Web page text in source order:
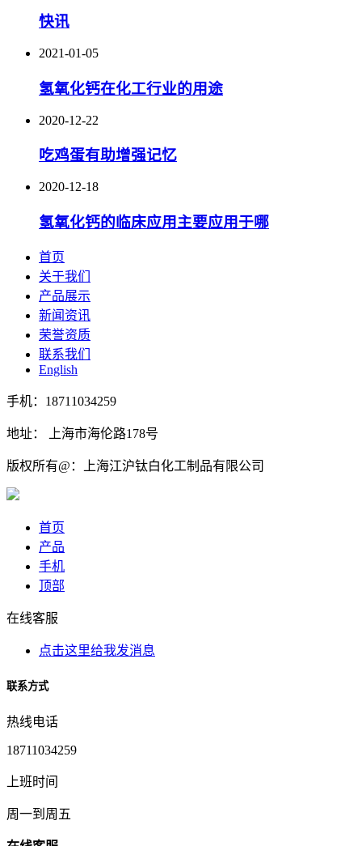
快讯
2021-01-05
氢氧化钙在化工行业的用途
2020-12-22
吃鸡蛋有助增强记忆
2020-12-18
氢氧化钙的临床应用主要应用于哪
首页
关于我们
产品展示
新闻资讯
荣誉资质
联系我们
English
手机：18711034259
地址： 上海市海伦路178号
版权所有@：上海江沪钛白化工制品有限公司
首页
产品
手机
顶部
在线客服
点击这里给我发消息
联系方式
热线电话
18711034259
上班时间
周一到周五